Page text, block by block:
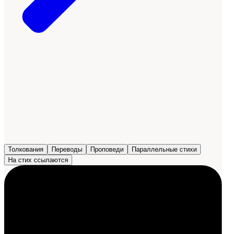
Толкования Переводы Проповеди
Параллельные стихи
На стих ссылаются